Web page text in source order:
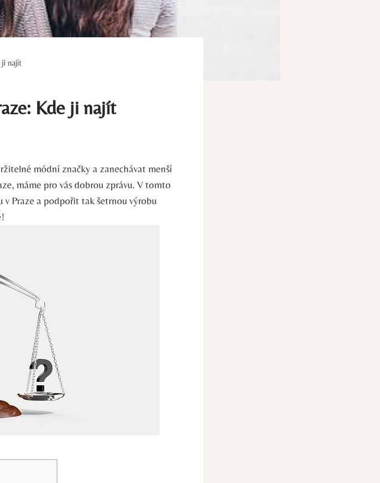
ji najít
Kde ji najít
módní značky a zanechávat menší
máme pro vás dobrou zprávu. V tomto
Praze a podpořit tak šetrnou výrobu